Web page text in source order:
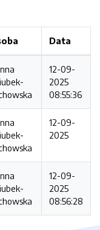
Data
12-09-
2025
08:55:36
12-09-
2025
12-09-
2025
08:56:28